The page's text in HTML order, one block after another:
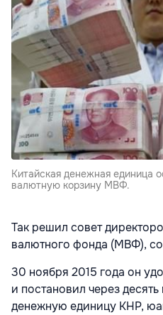
Китайская денежная единица
валютную корзину МВФ.
Так решил совет
валютного фонда (МВФ),
30 ноября 2015 года он
и постановил через
денежную единицу КНР,